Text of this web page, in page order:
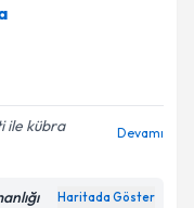
talebi
almanız için bir
bilgilendireceğiz.
ile kübra
Devamı
Haritada Göster